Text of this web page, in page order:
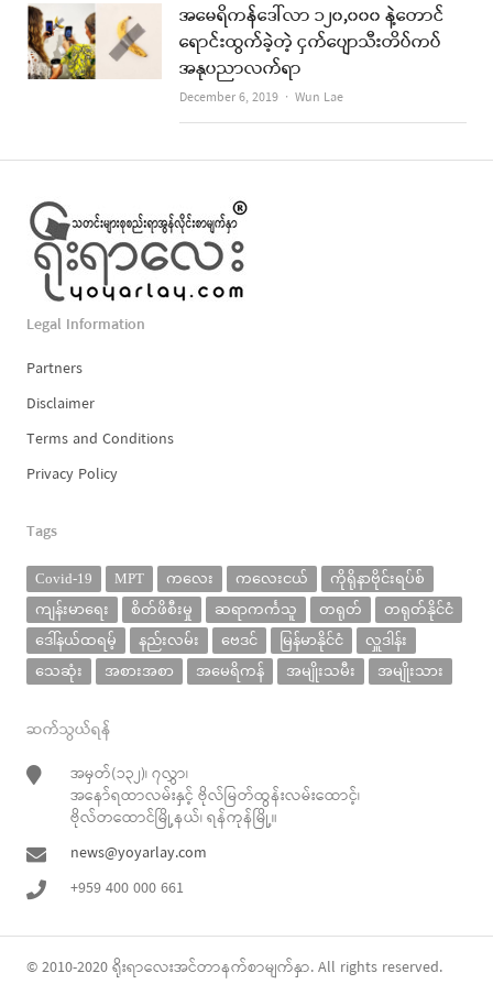
အမေရိကန်ဒေါ်လာ ၁၂၀,၀၀၀ နဲ့တောင်
ရောင်းထွက်ခဲ့တဲ့ ငှက်ပျောသီးတိပ်ကပ်
အနုပညာလက်ရာ
December 6, 2019 Author
Wun Lae
Legal Information
Partners
Disclaimer
Terms and Conditions
Privacy Policy
Tags
Covid-19 MPT ကလေး ကလေးငယ်
ကိုရိုနာဗိုင်းရပ်စ်
ကျန်းမာရေး
စိတ်ဖိစီးမှု ဆရာကင်္ကသူ တရုတ်
တရုတ်နိုင်ငံ
ဒေါ်နယ်ထရမ့်
နည်းလမ်း ဗေဒင် မြန်မာနိုင်ငံ
လှူဒါန်း
သေဆုံး
အစားအစာ အမေရိကန် အမျိုးသမီး အမျိုးသား
ဆက်သွယ်ရန်
အမှတ်(၁၃၂)၊ ၇လွှာ၊
အနော်ရထာလမ်းနှင့် ဗိုလ်မြတ်ထွန်းလမ်းထောင့်၊
ဗိုလ်တထောင်မြို့နယ်၊ ရန်ကုန်မြို့။
news@yoyarlay.com
+959 400 000 661
© 2010-2020ရိုးရာလေးအင်တာနက်စာမျက်နှာ. All rights reserved.